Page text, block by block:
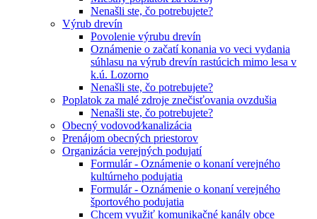
Nenašli ste, čo potrebujete?
Výrub drevín
Povolenie výrubu drevín
Oznámenie o začatí konania vo veci vydania
súhlasu na výrub drevín rastúcich mimo lesa v
k.ú. Lozorno
Nenašli ste, čo potrebujete?
Poplatok za malé zdroje znečisťovania ovzdušia
Nenašli ste, čo potrebujete?
Obecný vodovod⁄kanalizácia
Prenájom obecných priestorov
Organizácia verejných podujatí
Formulár - Oznámenie o konaní verejného
kultúrneho podujatia
Formulár - Oznámenie o konaní verejného
športového podujatia
Chcem využiť komunikačné kanály obce